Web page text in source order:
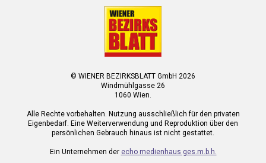
© WIENER BEZIRKSBLATT GmbH 2026
Windmühlgasse 26
1060 Wien.
Alle Rechte vorbehalten. Nutzung ausschließlich für den privaten
Eigenbedarf. Eine Weiterverwendung und Reproduktion über den
persönlichen Gebrauch hinaus ist nicht gestattet.
Ein Unternehmen der echo medienhaus ges.m.b.h.